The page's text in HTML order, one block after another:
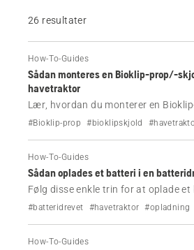
26 resultater
How-To-Guides
Sådan monteres en Bioklip-prop/-
havetraktor
Lær, hvordan du monterer en
Husqvarna-havetraktor med blot et
#Bioklip-prop #bioklipskjold
How-To-Guides
Sådan oplades et batteri i en
Følg disse enkle trin for at oplade et
Husqvarna-havetraktor.
#batteridrevet #havetraktor #opladning
How-To-Guides